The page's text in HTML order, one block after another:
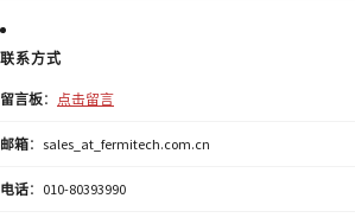
联系方式
留言板： 点击留言
邮箱：sales_at_fermitech.com.cn
电话：010-80393990